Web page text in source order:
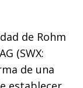
de Rohm
(SWX:
de una